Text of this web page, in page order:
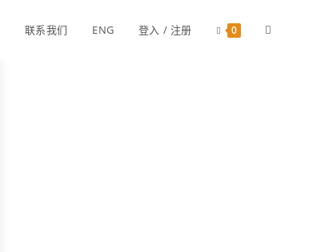
联系我们 ENG 登入 / 注册 0